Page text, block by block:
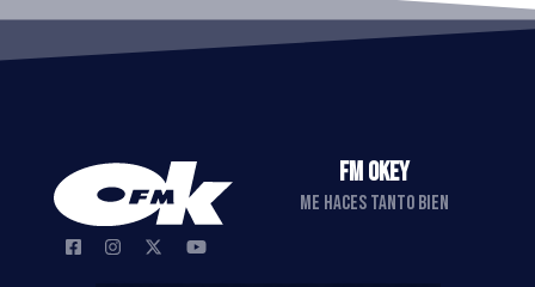
FM OKEY
ME HACES TANTO BIEN